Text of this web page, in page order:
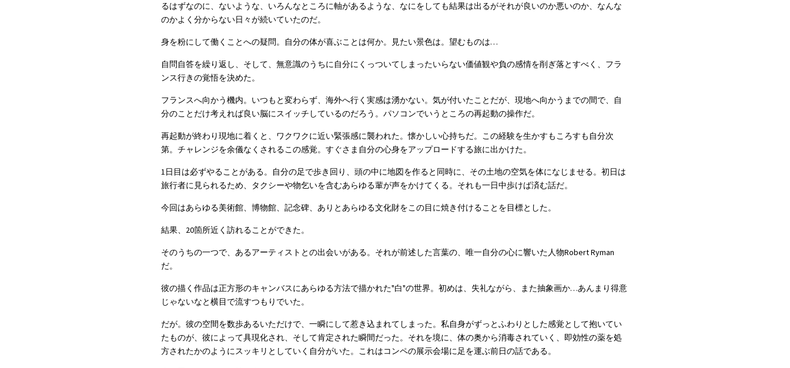
るはずなのに、ないような、いろんなところに軸があるような、なにをしても結果は出るがそれが良いのか悪いのか、なんな
のかよく分からない日々が続いていたのだ。
身を粉にして働くことへの疑問。自分の体が喜ぶことは何か。見たい景色は。望むものは…
自問自答を繰り返し、そして、無意識のうちに自分にくっついてしまったいらない価値観や負の感情を削ぎ落とすべく、フラ
ンス行きの覚悟を決めた。
フランスへ向かう機内。いつもと変わらず、海外へ行く実感は湧かない。気が付いたことだが、現地へ向かうまでの間で、自
分のことだけ考えれば良い脳にスイッチしているのだろう。パソコンでいうところの再起動の操作だ。
再起動が終わり現地に着くと、ワクワクに近い緊張感に襲われた。懐かしい心持ちだ。この経験を生かすもころすも自分次
第。チャレンジを余儀なくされるこの感覚。すぐさま自分の心身をアップロードする旅に出かけた。
1日目は必ずやることがある。自分の足で歩き回り、頭の中に地図を作ると同時に、その土地の空気を体になじませる。初日は
旅行者に見られるため、タクシーや物乞いを含むあらゆる輩が声をかけてくる。それも一日中歩けば済む話だ。
今回はあらゆる美術館、博物館、記念碑、ありとあらゆる文化財をこの目に焼き付けることを目標とした。
結果、20箇所近く訪れることができた。
そのうちの一つで、あるアーティストとの出会いがある。それが前述した言葉の、唯一自分の心に響いた人物Robert Ryman
だ。
彼の描く作品は正方形のキャンバスにあらゆる方法で描かれた"白"の世界。初めは、失礼ながら、また抽象画か…あんまり得意
じゃないなと横目で流すつもりでいた。
だが。彼の空間を数歩あるいただけで、一瞬にして惹き込まれてしまった。私自身がずっとふわりとした感覚として抱いてい
たものが、彼によって具現化され、そして肯定された瞬間だった。それを境に、体の奥から消毒されていく、即効性の薬を処
方されたかのようにスッキリとしていく自分がいた。これはコンペの展示会場に足を運ぶ前日の話である。